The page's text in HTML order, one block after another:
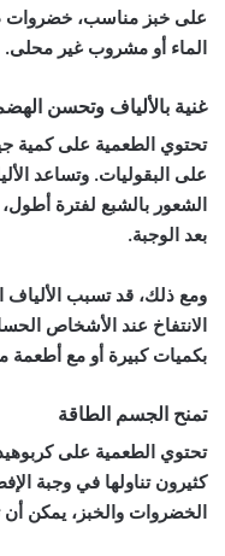
على خبز مناسب، خضروات
الماء أو مشروب غير محلى.
غنية بالألياف وتحسن
تحتوي الطعمية على كمية
على البقوليات. وتساعد
الشعور بالشبع لفترة
بعد الوجبة.
ومع ذلك، قد تسبب الألياف
الانتفاخ عند الأشخاص
بكميات كبيرة أو مع أطعمة
تمنح الجسم الطاقة
تحتوي الطعمية على
كثيرون تناولها في وجبة
الخضروات والخبز، يمكن أن